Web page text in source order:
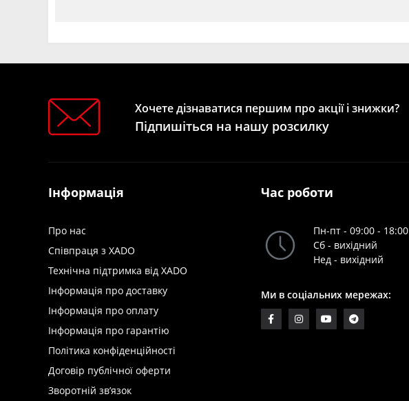
Хочете дізнаватися першим про акції і знижки?
Підпишіться на нашу розсилку
Інформація
Про нас
Співпраця з XADO
Технічна підтримка від XADO
Інформація про доставку
Інформація про оплату
Інформація про гарантію
Політика конфіденційності
Договір публічної оферти
Зворотній зв’язок
Час роботи
Пн-пт - 09:00 - 18:00
Сб - вихідний
Нед - вихідний
Ми в соціальних мережах: